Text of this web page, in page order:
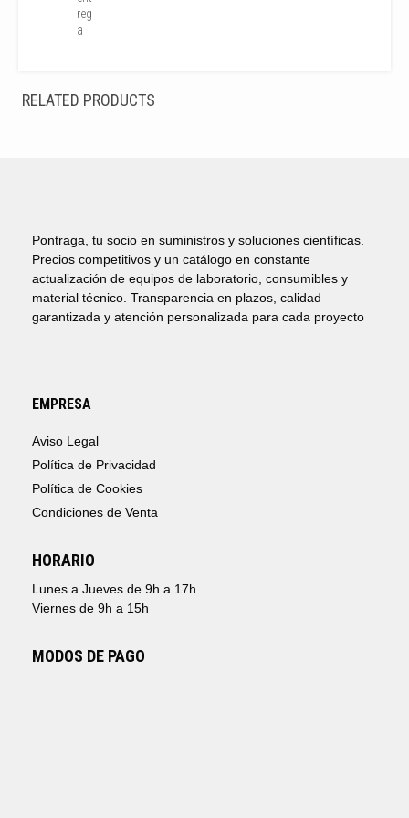
reg
a
RELATED PRODUCTS
Pontraga, tu socio en suministros y soluciones científicas.
Precios competitivos y un catálogo en constante
actualización de equipos de laboratorio, consumibles y
material técnico. Transparencia en plazos, calidad
garantizada y atención personalizada para cada proyecto
EMPRESA
Aviso Legal
Política de Privacidad
Política de Cookies
Condiciones de Venta
HORARIO
Lunes a Jueves de 9h a 17h
Viernes de 9h a 15h
MODOS DE PAGO